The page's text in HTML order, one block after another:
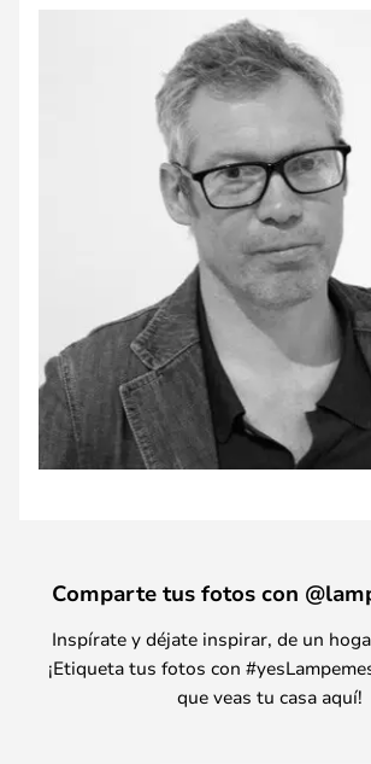
Comparte tus fotos con
Inspírate y déjate inspirar, de un
¡Etiqueta tus fotos con
que veas tu casa aquí!